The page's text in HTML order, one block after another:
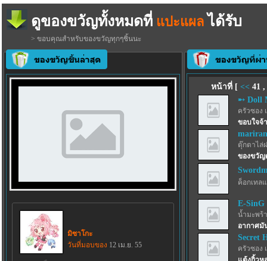
ดูของขวัญทั้งหมดที่ แปะแผล ได้รับ
> ขอบคุณสำหรับของขวัญทุกๆชิ้นนะ
มิซาโกะ
วันที่มอบของ 12 เม.ย. 55
หน้าที่ [ << 41,
➸ Doll
ครัวซอง
ขอบใจจ้
ตุ๊กตาไล่
ของขวัญ
ค็อกเทล
E-SinG
น้ำมะพร้
อากาศมั
Secret
ครัวซอง